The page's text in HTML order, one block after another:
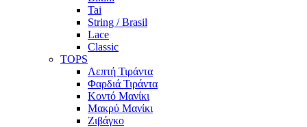
Tai
String / Brasil
Lace
Classic
TOPS
Λεπτή Τιράντα
Φαρδιά Τιράντα
Κοντό Μανίκι
Μακρύ Μανίκι
Ζιβάγκο